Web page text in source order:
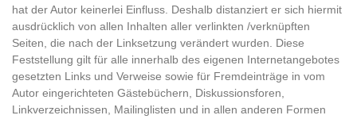
hat der Autor keinerlei Einfluss. Deshalb distanziert er sich hiermit
ausdrücklich von allen Inhalten aller verlinkten /verknüpften
Seiten, die nach der Linksetzung verändert wurden. Diese
Feststellung gilt für alle innerhalb des eigenen Internetangebotes
gesetzten Links und Verweise sowie für Fremdeinträge in vom
Autor eingerichteten Gästebüchern, Diskussionsforen,
Linkverzeichnissen, Mailinglisten und in allen anderen Formen